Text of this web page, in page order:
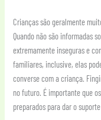
Crianças são geralmente
Quando não são informadas
extremamente inseguras e
familiares, inclusive, elas
converse com a criança.
no futuro. É importante que
preparados para dar o